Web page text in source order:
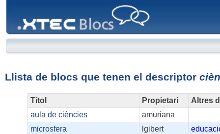
Llista de blocs que tenen el descriptor
Títol Propietari
Altres
aula de ciències
amuriana
microsfera
lgibert